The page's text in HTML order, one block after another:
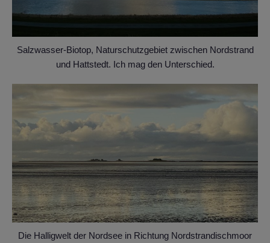
Salzwasser-Biotop, Naturschutzgebiet zwischen Nordstrand
und Hattstedt. Ich mag den Unterschied.
Die Halligwelt der Nordsee in Richtung Nordstrandischmoor